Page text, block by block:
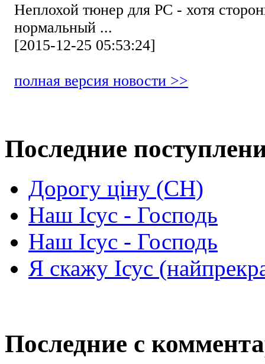
Неплохой тюнер для РС - хотя
нормальный ...
[2015-12-25 05:53:24]
полная версия новости >>
Последние
Дорогу ціну (СН)
Наш Ісус - Господь
Наш Ісус - Господь
Я скажу Ісус
Последние с